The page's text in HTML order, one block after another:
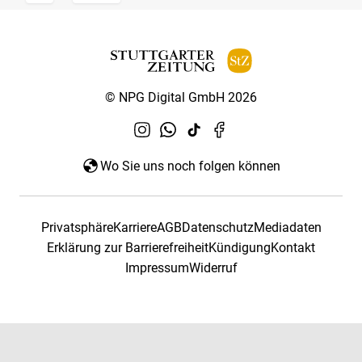
© NPG Digital GmbH 2026
Wo Sie uns noch folgen können
PrivatsphäreKarriereAGBDatenschutzMediadaten
Erklärung zur BarrierefreiheitKündigungKontakt
ImpressumWiderruf